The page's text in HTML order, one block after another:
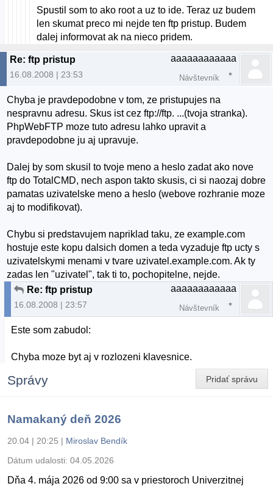
Spustil som to ako root a uz to ide. Teraz uz budem
len skumat preco mi nejde ten ftp pristup. Budem
dalej informovat ak na nieco pridem.
Re: ftp pristup
16.08.2008 | 23:53
aaaaaaaaaaaa
Návštevník
Chyba je pravdepodobne v tom, ze pristupujes na
nespravnu adresu. Skus ist cez ftp://ftp. ...(tvoja stranka).
PhpWebFTP moze tuto adresu lahko upravit a
pravdepodobne ju aj upravuje.
Dalej by som skusil to tvoje meno a heslo zadat ako nove
ftp do TotalCMD, nech aspon takto skusis, ci si naozaj dobre
pamatas uzivatelske meno a heslo (webove rozhranie moze
aj to modifikovat).
Chybu si predstavujem napriklad taku, ze example.com
hostuje este kopu dalsich domen a teda vyzaduje ftp ucty s
uzivatelskymi menami v tvare uzivatel.example.com. Ak ty
zadas len "uzivatel", tak ti to, pochopitelne, nejde.
Re: ftp pristup
16.08.2008 | 23:57
aaaaaaaaaaaa
Návštevník
Este som zabudol:
Chyba moze byt aj v rozlozeni klavesnice.
Pridať správu
Správy
Namakaný deň 2026
20.04 | 20:25 | Miroslav Bendík
Dátum udalosti: 04.05.2026
Dňa 4. mája 2026 od 9:00 sa v priestoroch Univerzitnej